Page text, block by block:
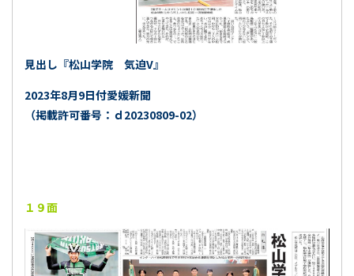
見出し『松山学院 気迫V』
2023年8月9日付愛媛新聞
（掲載許可番号：ｄ20230809-02）
１９面